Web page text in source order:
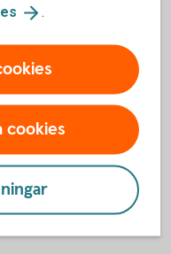
välkommen att
.
cookies